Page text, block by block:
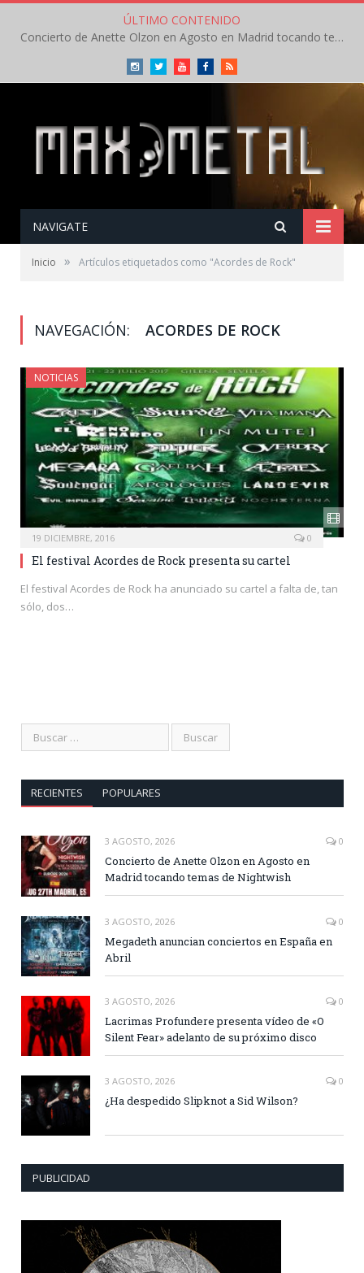
ÚLTIMO CONTENIDO
Concierto de Anette Olzon en Agosto en Madrid tocando temas de Nightwish
InstagramTwitterYoutubeFacebookRSS
NAVIGATE
Inicio » Artículos etiquetados como "Acordes de Rock"
NAVEGACIÓN: ACORDES DE ROCK
NOTICIAS
19 DICIEMBRE, 2016 0
El festival Acordes de Rock presenta su cartel
El festival Acordes de Rock ha anunciado su cartel a falta de, tan
sólo, dos…
RECIENTES POPULARES
3 AGOSTO, 2026 0
Concierto de Anette Olzon en Agosto en
Madrid tocando temas de Nightwish
3 AGOSTO, 2026 0
Megadeth anuncian conciertos en España en
Abril
3 AGOSTO, 2026 0
Lacrimas Profundere presenta vídeo de «O
Silent Fear» adelanto de su próximo disco
3 AGOSTO, 2026 0
¿Ha despedido Slipknot a Sid Wilson?
PUBLICIDAD